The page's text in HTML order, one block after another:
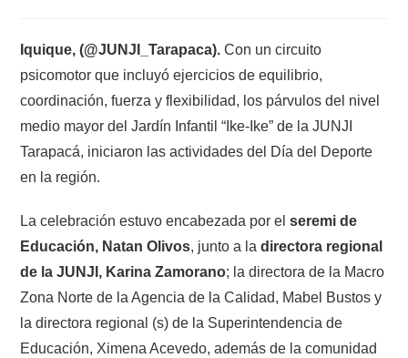
Iquique, (@JUNJI_Tarapaca). Con un circuito
psicomotor que incluyó ejercicios de equilibrio,
coordinación, fuerza y flexibilidad, los párvulos del nivel
medio mayor del Jardín Infantil “Ike-Ike” de la JUNJI
Tarapacá, iniciaron las actividades del Día del Deporte
en la región.
La celebración estuvo encabezada por elseremi de
Educación, Natan Olivos, junto a ladirectora regional
de la JUNJI, Karina Zamorano; la directora de la Macro
Zona Norte de la Agencia de la Calidad, Mabel Bustos y
la directora regional (s) de la Superintendencia de
Educación, Ximena Acevedo, además de la comunidad